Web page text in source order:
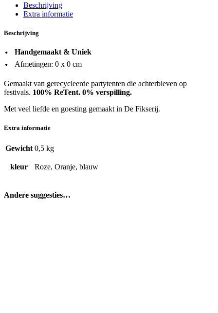
Beschrijving
Extra informatie
Beschrijving
Handgemaakt & Uniek
Afmetingen: 0 x 0 cm
Gemaakt van gerecycleerde partytenten die achterbleven op
festivals. 100% ReTent. 0% verspilling.
Met veel liefde en goesting gemaakt in De Fikserij.
Extra informatie
Gewicht 0,5 kg
kleur Roze, Oranje, blauw
Andere suggesties…